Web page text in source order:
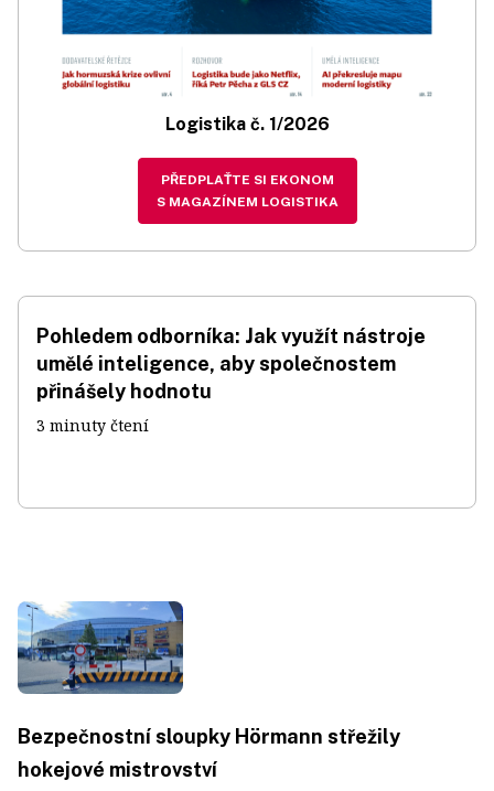
Logistika č. 1/2026
PŘEDPLAŤTE SI EKONOM
S MAGAZÍNEM LOGISTIKA
Pohledem odborníka: Jak využít nástroje
umělé inteligence, aby společnostem
přinášely hodnotu
3 minuty čtení
Bezpečnostní sloupky Hörmann střežily
hokejové mistrovství